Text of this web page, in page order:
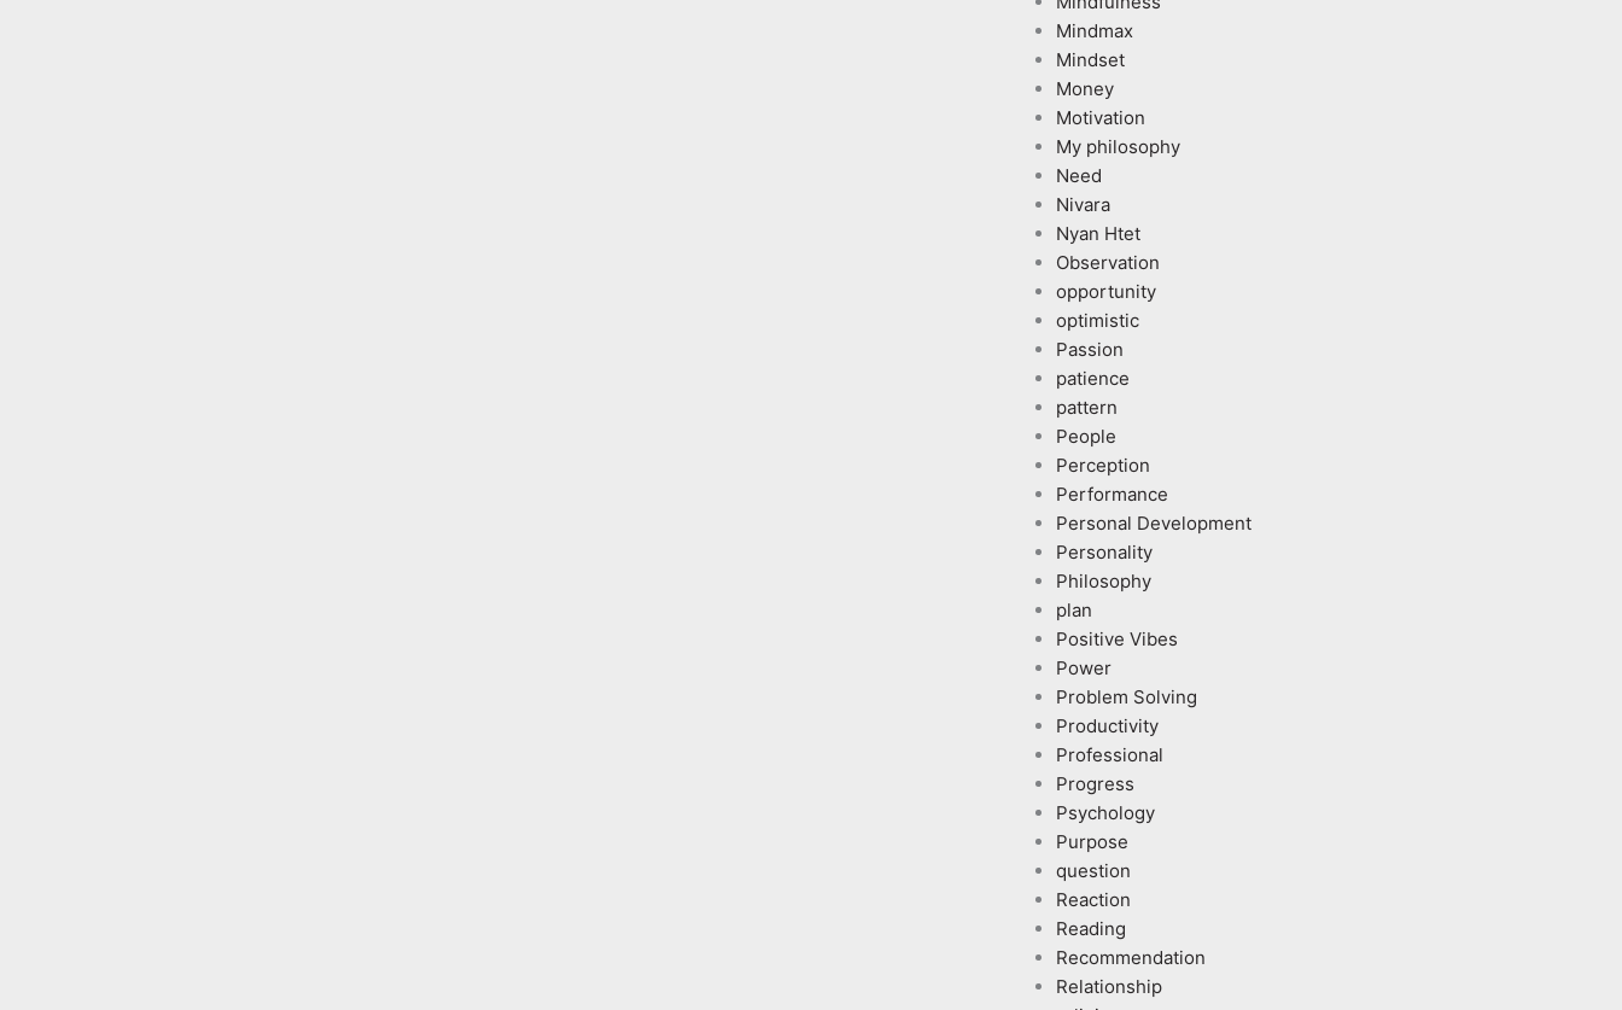
Mindmax
Mindset
Money
Motivation
My philosophy
Need
Nivara
Nyan Htet
Observation
opportunity
optimistic
Passion
patience
pattern
People
Perception
Performance
Personal Development
Personality
Philosophy
plan
Positive Vibes
Power
Problem Solving
Productivity
Professional
Progress
Psychology
Purpose
question
Reaction
Reading
Recommendation
Relationship